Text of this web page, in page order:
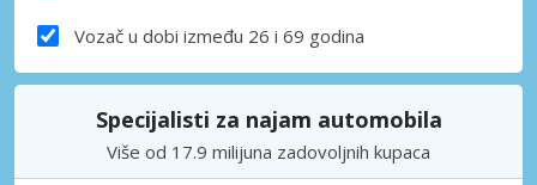
Vozač u dobi između 26 i 69 godina
Specijalisti za najam automobila
Više od 17.9 milijuna zadovoljnih kupaca